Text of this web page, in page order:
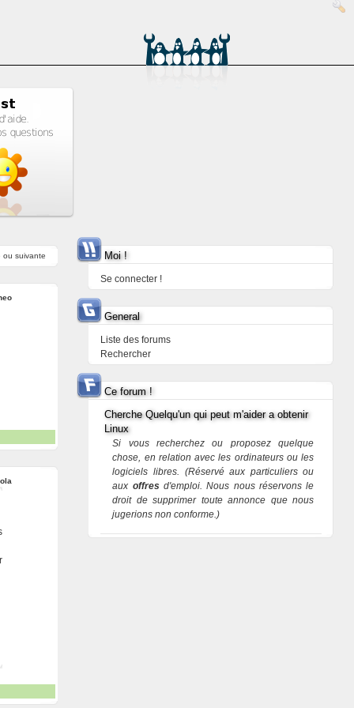
ou suivante Moi !
Se connecter !
General
Liste des forums
Rechercher
Ce forum !
Cherche Quelqu'un qui peut m'aider a obtenir
Linux
Si vous recherchez ou proposez quelque
chose, en relation avec les ordinateurs ou les
logiciels libres. (Réservé aux particuliers ou
aux offres d'emploi. Nous nous réservons le
droit de supprimer toute annonce que nous
jugerions non conforme.)